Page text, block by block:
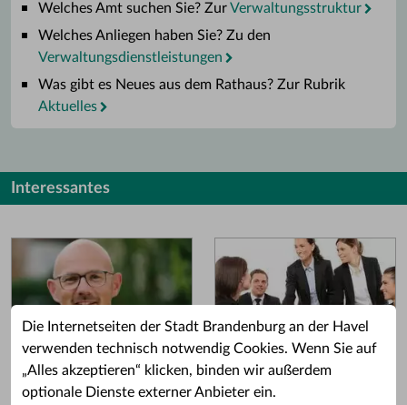
Die Internetseiten der Stadt Brandenburg an der Havel
verwenden technisch notwendig Cookies. Wenn Sie auf
„Alles akzeptieren“ klicken, binden wir außerdem
optionale Dienste externer Anbieter ein.
Welches Amt suchen Sie? ZurVerwaltungsstruktur
Welches Anliegen haben Sie? Zu den
Verwaltungsdienstleistungen
Was gibt es Neues aus dem Rathaus? Zur Rubrik
Aktuelles
Interessantes
Grußwort des OB